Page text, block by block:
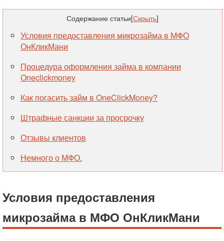
Содержание статьи[Скрыть]
Условия предоставления микрозайма в МФО
ОнКликМани
Процедура оформления займа в компании
Oneclickmoney
Как погасить займ в OneClickMoney?
Штрафные санкции за просрочку
Отзывы клиентов
Немного о МФО.
Условия предоставления
микрозайма в МФО ОнКликМани